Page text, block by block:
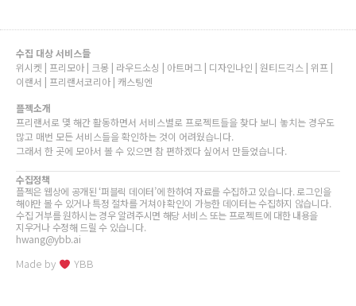
수집 대상 서비스들
위시켓 | 프리모아 | 크몽 | 라우드소싱 | 아트머그 | 디자인나인 | 원티드긱스 | 위프 |
이랜서 | 프리랜서코리아 | 캐스팅엔
플젝소개
프리랜서로 몇 해간 활동하면서 서비스별로 프로젝트들을 찾다 보니 놓치는 경우도
많고 매번 모든 서비스들을 확인하는 것이 어려웠습니다.
그래서 한 곳에 모아서 볼 수 있으면 참 편하겠다 싶어서 만들었습니다.
수집정책
플젝은 웹상에 공개된 ‘퍼블릭 데이터’에 한하여 자료를 수집하고 있습니다. 로그인을
해야만 볼 수 있거나 특정 절차를 거쳐야 확인이 가능한 데이터는 수집하지 않습니다.
수집 거부를 원하시는 경우 알려주시면 해당 서비스 또는 프로젝트에 대한 내용을
지우거나 수정해 드릴 수 있습니다.
hwang@ybb.ai
Made by YBB